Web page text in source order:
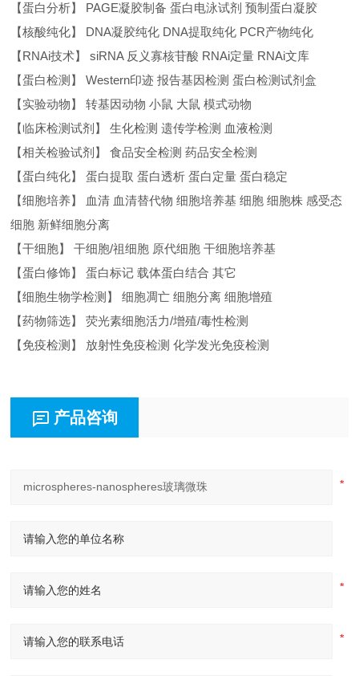
【蛋白分析】 PAGE凝胶制备 蛋白电泳试剂 预制蛋白凝胶
【核酸纯化】 DNA凝胶纯化 DNA提取纯化 PCR产物纯化
【RNAi技术】 siRNA 反义寡核苷酸 RNAi定量 RNAi文库
【蛋白检测】 Western印迹 报告基因检测 蛋白检测试剂盒
【实验动物】 转基因动物 小鼠 大鼠 模式动物
【临床检测试剂】 生化检测 遗传学检测 血液检测
【相关检验试剂】 食品安全检测 药品安全检测
【蛋白纯化】 蛋白提取 蛋白透析 蛋白定量 蛋白稳定
【细胞培养】 血清 血清替代物 细胞培养基 细胞 细胞株 感受态
细胞 新鲜细胞分离
【干细胞】 干细胞/祖细胞 原代细胞 干细胞培养基
【蛋白修饰】 蛋白标记 载体蛋白结合 其它
【细胞生物学检测】 细胞凋亡 细胞分离 细胞增殖
【药物筛选】 荧光素细胞活力/增殖/毒性检测
【免疫检测】 放射性免疫检测 化学发光免疫检测
产品咨询